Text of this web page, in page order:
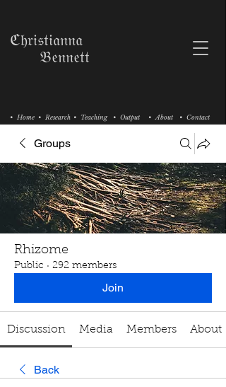
• Research • Teaching
• Home • Output • About • Contact
ℭ𝔥𝔯𝔦𝔰𝔱𝔦𝔞𝔫𝔫𝔞
𝔅𝔢𝔫𝔫𝔢𝔱𝔱
Groups
Rhizome
Public · 292 members
Join
Discussion Media Members About
Back